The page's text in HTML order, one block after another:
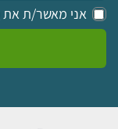
אני מאשר/ת את